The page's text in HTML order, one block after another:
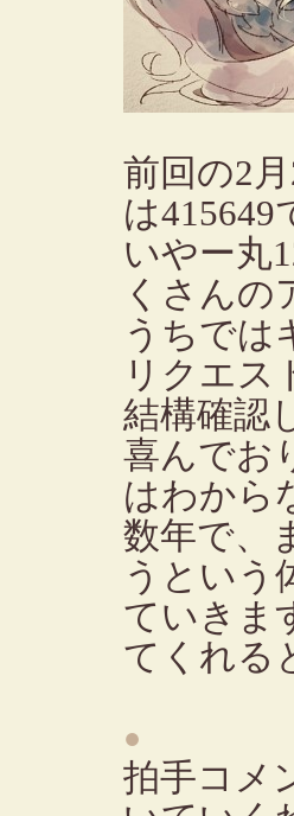
前回の2
は
いやー丸
くさんの
うちでは
リクエス
結構確認
喜んでお
はわから
数年で、
うという
ていきま
てくれる
●
拍手コメ